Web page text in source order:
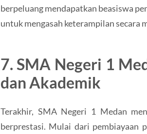
berpeluang mendapatkan beasiswa
untuk mengasah keterampilan secara
7. SMA Negeri 1
dan Akademik
Terakhir, SMA Negeri 1 Medan
berprestasi. Mulai dari pembiayaan